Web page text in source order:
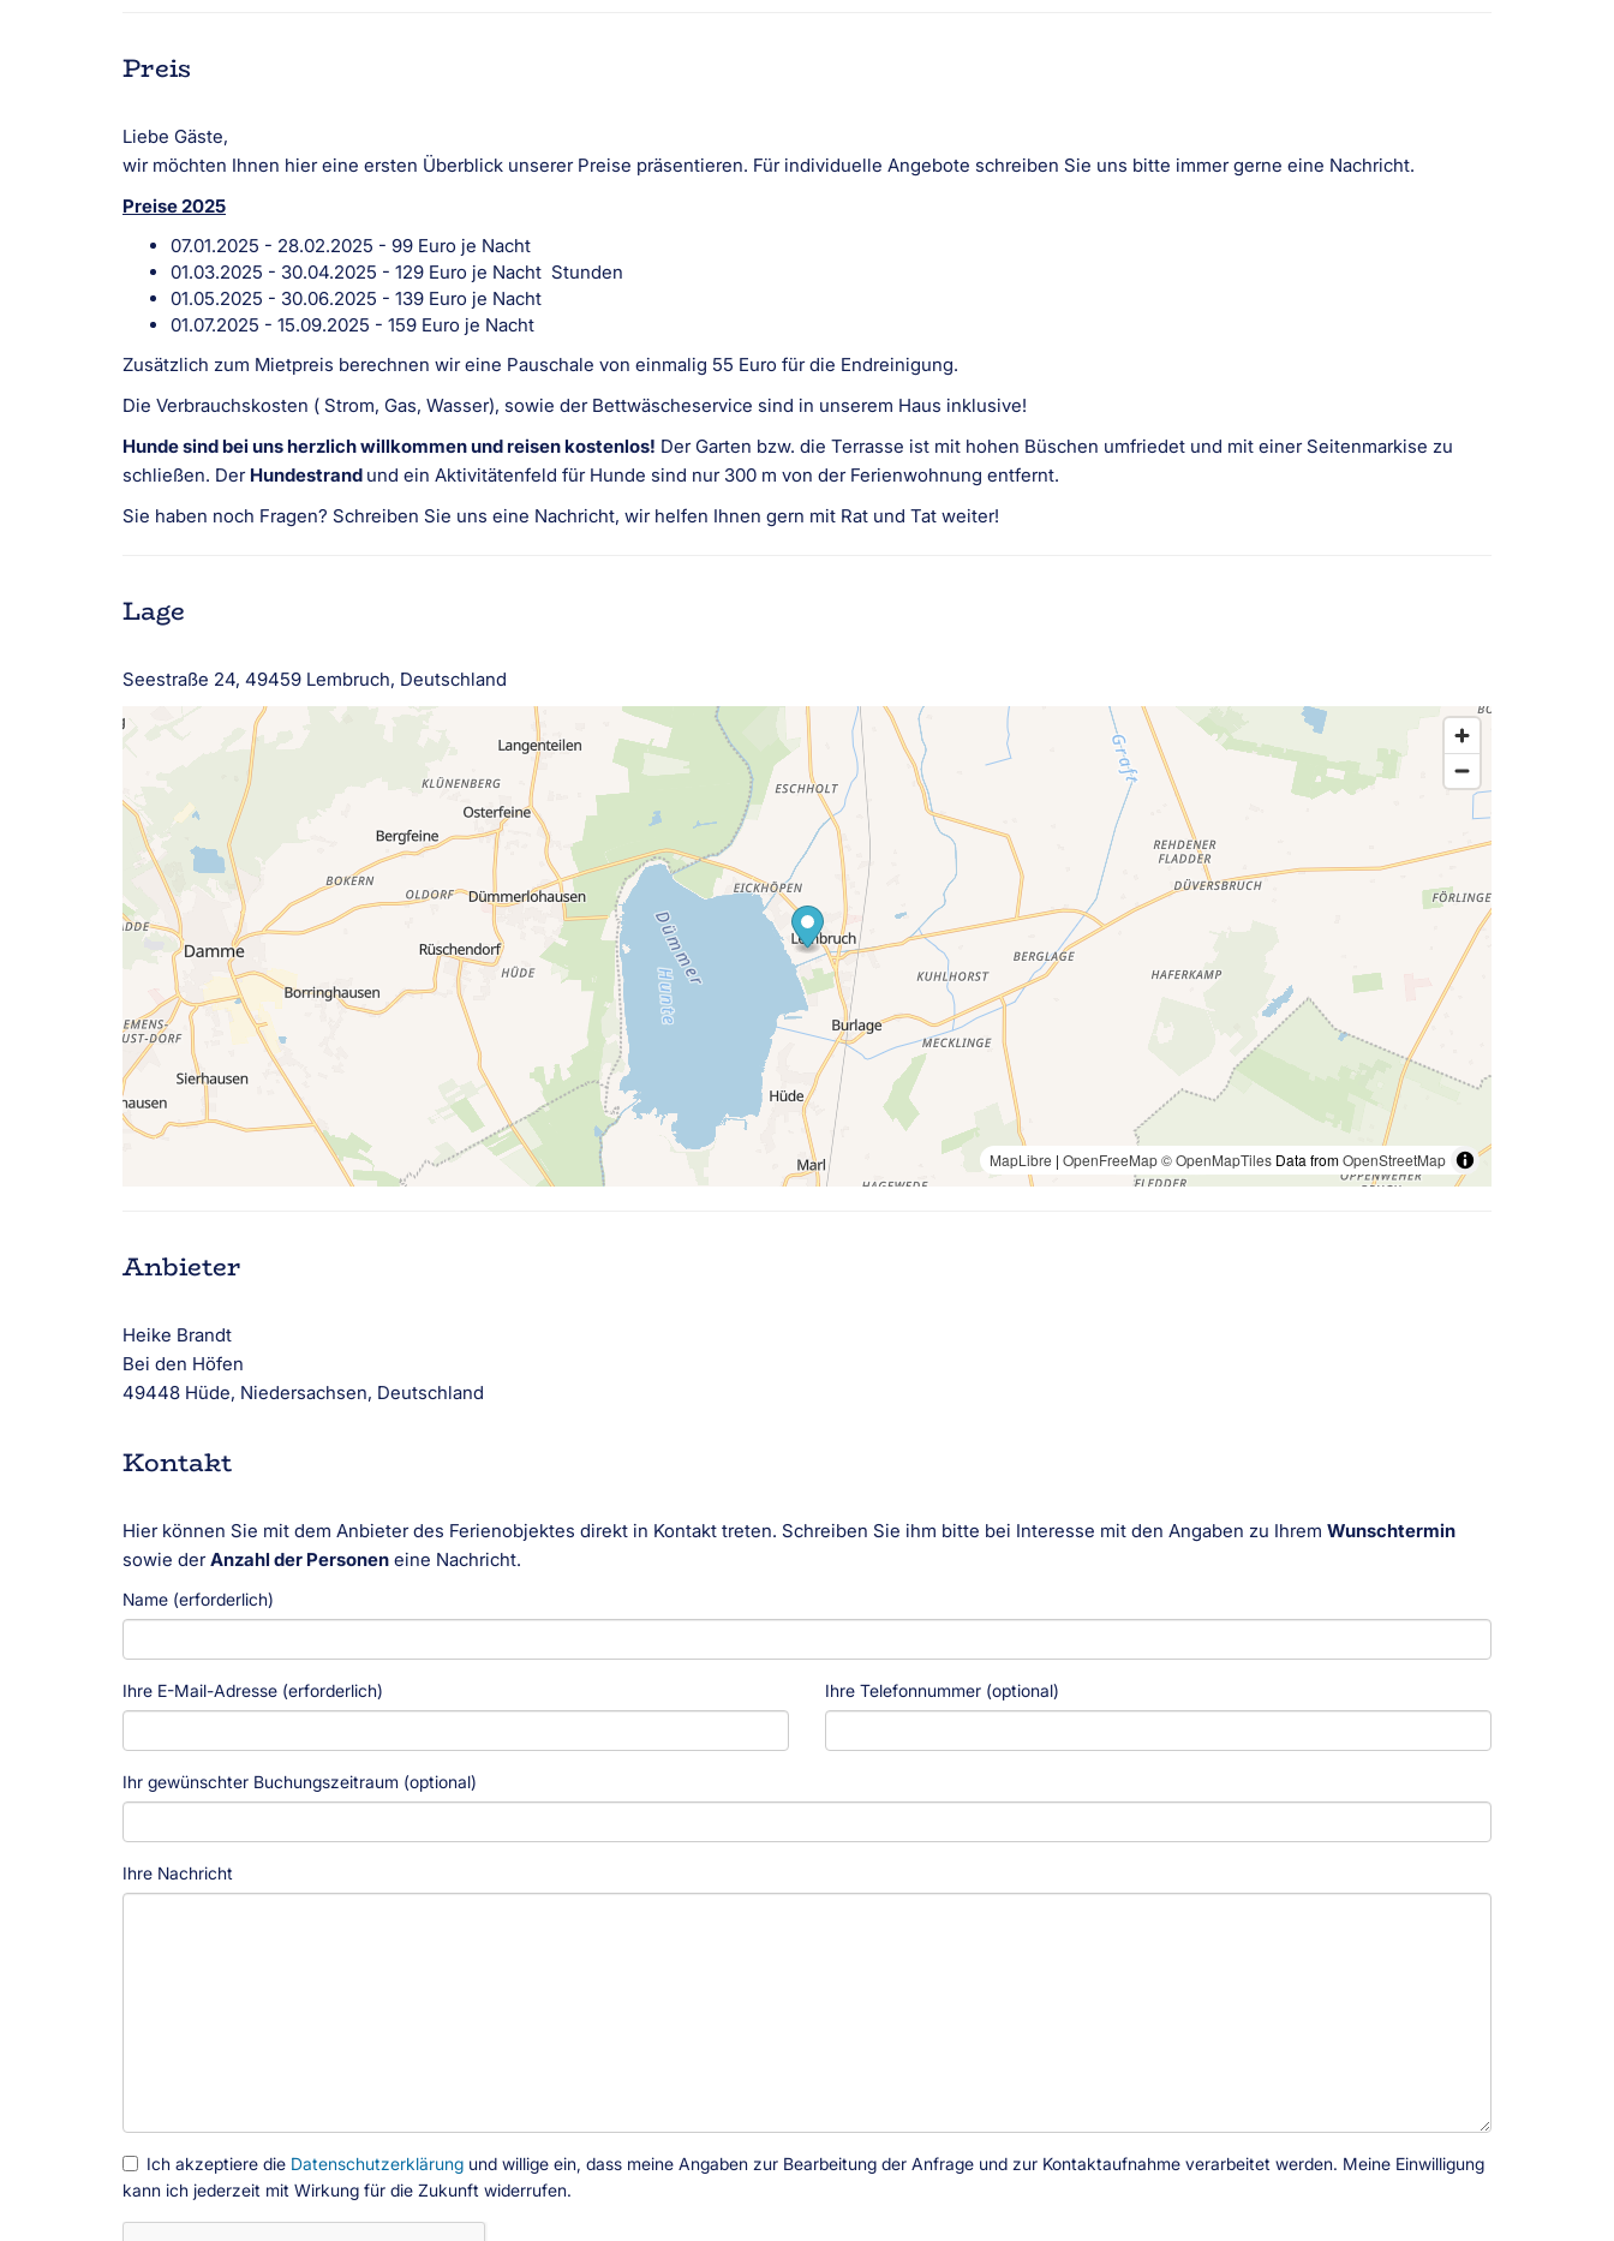
Preis
Liebe Gäste,
wir möchten Ihnen hier eine ersten Überblick unserer Preise präsentieren. Für individuelle Angebote schreiben Sie uns bitte immer gerne eine Nachricht.
Preise 2025
07.01.2025 - 28.02.2025 - 99 Euro je Nacht
01.03.2025 - 30.04.2025 - 129 Euro je Nacht Stunden
01.05.2025 - 30.06.2025 - 139 Euro je Nacht
01.07.2025 - 15.09.2025 - 159 Euro je Nacht
Zusätzlich zum Mietpreis berechnen wir eine Pauschale von einmalig 55 Euro für die Endreinigung.
Die Verbrauchskosten ( Strom, Gas, Wasser), sowie der Bettwäscheservice sind in unserem Haus inklusive!
Hunde sind bei uns herzlich willkommen und reisen kostenlos! Der Garten bzw. die Terrasse ist mit hohen Büschen umfriedet und mit einer Seitenmarkise zu
schließen. Der Hundestrand und ein Aktivitätenfeld für Hunde sind nur 300 m von der Ferienwohnung entfernt.
Sie haben noch Fragen? Schreiben Sie uns eine Nachricht, wir helfen Ihnen gern mit Rat und Tat weiter!
Lage
Seestraße 24, 49459 Lembruch, Deutschland
MapLibre | OpenFreeMap© OpenMapTiles Data fromOpenStreetMap
Anbieter
Heike Brandt
Bei den Höfen
49448 Hüde, Niedersachsen, Deutschland
Kontakt
Hier können Sie mit dem Anbieter des Ferienobjektes direkt in Kontakt treten. Schreiben Sie ihm bitte bei Interesse mit den Angaben zu Ihrem Wunschtermin
sowie derAnzahl der Personen eine Nachricht.
Name (erforderlich)
Ihre E-Mail-Adresse (erforderlich) Ihre Telefonnummer (optional)
Ihr gewünschter Buchungszeitraum (optional)
Ihre Nachricht
Ich akzeptiere die Datenschutzerklärung und willige ein, dass meine Angaben zur Bearbeitung der Anfrage und zur Kontaktaufnahme verarbeitet werden. Meine Einwilligung
kann ich jederzeit mit Wirkung für die Zukunft widerrufen.